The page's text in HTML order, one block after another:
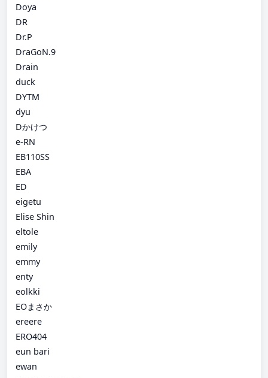
Doya
DR
Dr.P
DraGoN.9
Drain
duck
DYTM
dyu
Dかけつ
e-RN
EB110SS
EBA
ED
eigetu
Elise Shin
eltole
emily
emmy
enty
eolkki
EOまさか
ereere
ERO404
eun bari
ewan